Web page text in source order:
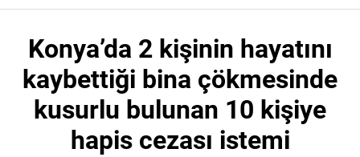
Konya’da 2 kişinin hayatını
kaybettiği bina çökmesinde
kusurlu bulunan 10 kişiye
hapis cezası istemi